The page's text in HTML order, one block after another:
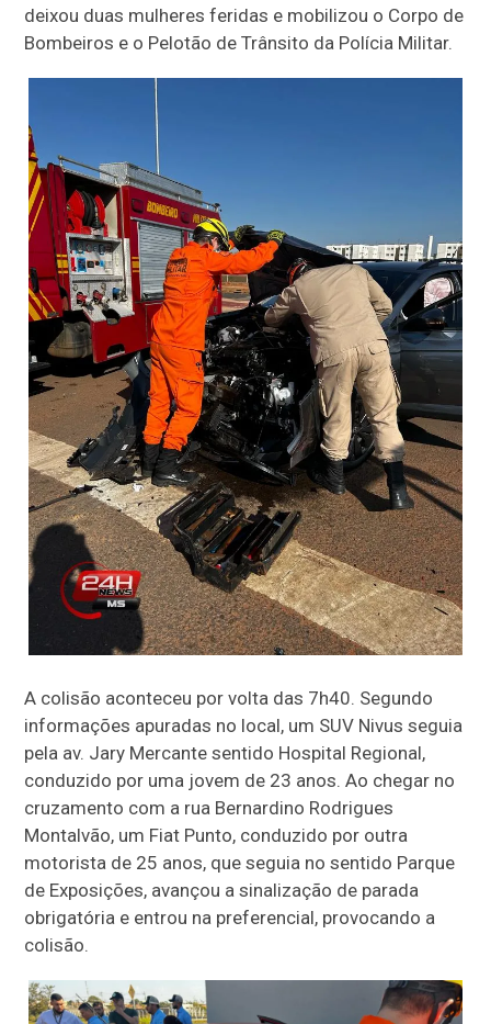
deixou duas mulheres feridas e mobilizou o Corpo de
Bombeiros e o Pelotão de Trânsito da Polícia Militar.
A colisão aconteceu por volta das 7h40. Segundo
informações apuradas no local, um SUV Nivus seguia
pela av. Jary Mercante sentido Hospital Regional,
conduzido por uma jovem de 23 anos.Ao chegar no
cruzamento com a rua Bernardino Rodrigues
Montalvão, um Fiat Punto, conduzido por outra
motorista de 25 anos, que seguia no sentido Parque
de Exposições, avançou a sinalização de parada
obrigatória e entrou na preferencial, provocando a
colisão.